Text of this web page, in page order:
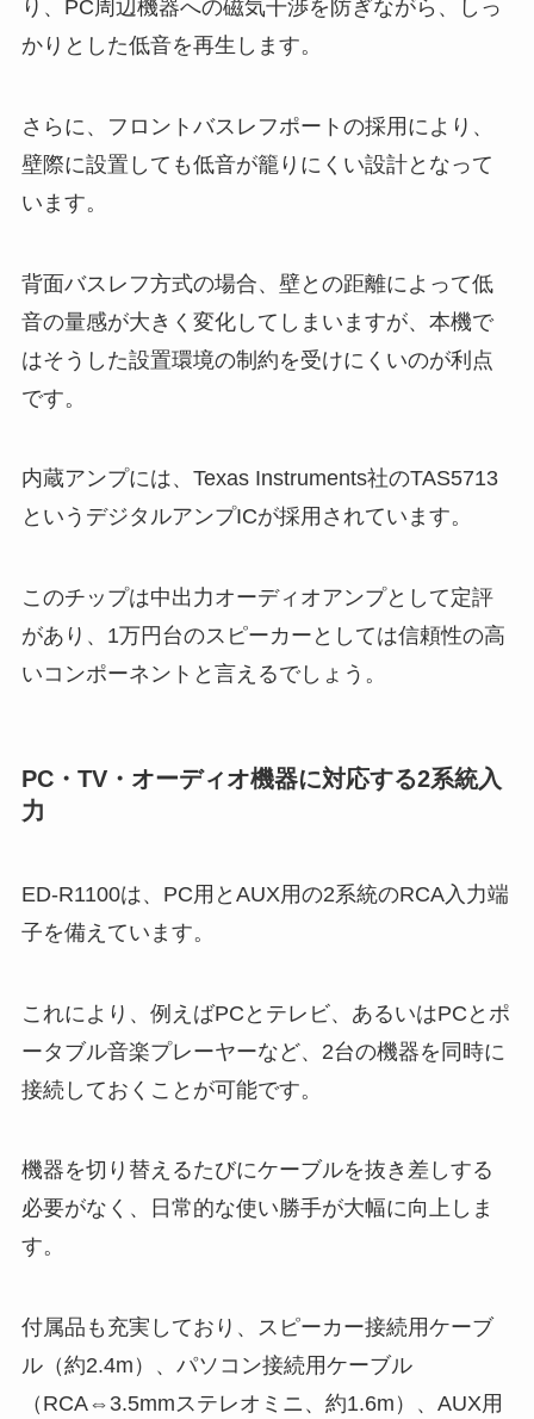
り、PC周辺機器への磁気干渉を防ぎながら、しっ
かりとした低音を再生します。
さらに、フロントバスレフポートの採用により、
壁際に設置しても低音が籠りにくい設計となって
います。
背面バスレフ方式の場合、壁との距離によって低
音の量感が大きく変化してしまいますが、本機で
はそうした設置環境の制約を受けにくいのが利点
です。
内蔵アンプには、Texas Instruments社のTAS5713
というデジタルアンプICが採用されています。
このチップは中出力オーディオアンプとして定評
があり、1万円台のスピーカーとしては信頼性の高
いコンポーネントと言えるでしょう。
PC・TV・オーディオ機器に対応する2系統入
力
ED-R1100は、PC用とAUX用の2系統のRCA入力端
子を備えています。
これにより、例えばPCとテレビ、あるいはPCとポ
ータブル音楽プレーヤーなど、2台の機器を同時に
接続しておくことが可能です。
機器を切り替えるたびにケーブルを抜き差しする
必要がなく、日常的な使い勝手が大幅に向上しま
す。
付属品も充実しており、スピーカー接続用ケーブ
ル（約2.4m）、パソコン接続用ケーブル
（RCA⇔3.5mmステレオミニ、約1.6m）、AUX用